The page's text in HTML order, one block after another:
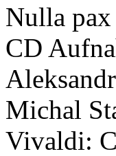
Nulla
CD
Michal
Vivaldi: